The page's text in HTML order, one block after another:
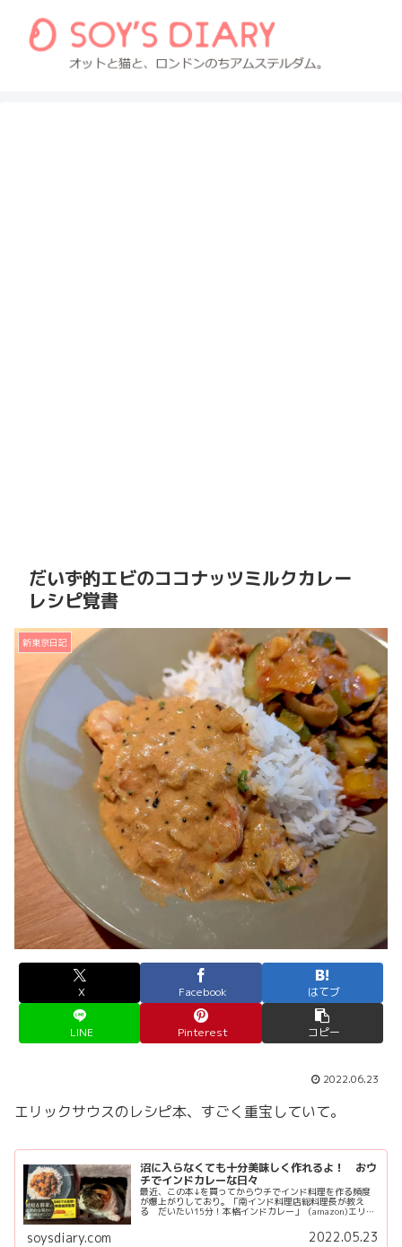
だいず的エビのココナッツミルクカレー
レシピ覚書
新東京日記
X Facebook はてブ
LINE Pinterest コピー
2022.06.23
エリックサウスのレシピ本、すごく重宝していて。
沼に入らなくても十分美味しく作れるよ！ おウ
チでインドカレーな日々
最近、この本↓を買ってからウチでインド料理を作る頻度
が爆上がりしており。「南インド料理店総料理長が教え
る だいたい15分！本格インドカレー」（amazon)エリッ
soysdiary.com 2022.05.23